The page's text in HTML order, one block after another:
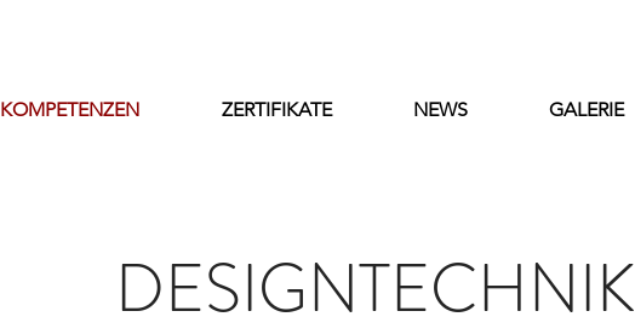
KOMPETENZEN ZERTIFIKATE NEWS GALERIE
DESIGNTECHNIK